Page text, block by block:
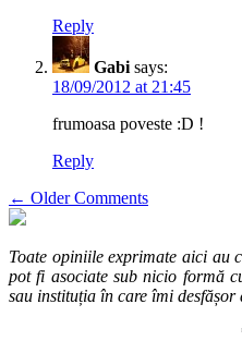
Reply
Gabi says:
18/09/2012 at 21:45
frumoasa poveste :D !
Reply
Comment
navigation
← Older Comments
Toate opiniile exprimate aici au
pot fi asociate sub nicio formă
sau instituția în care îmi desfășor